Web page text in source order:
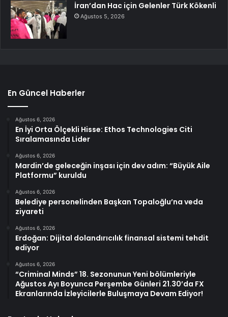
İran’dan Hac için Gelenler Türk Kökenli
Ağustos 5, 2026
En Güncel Haberler
Ağustos 6, 2026
En İyi Orta Ölçekli Hisse: Ethos Technologies Citi
Sıralamasında Lider
Ağustos 6, 2026
Mardin’de geleceğin inşası için dev adım: “Büyük Aile
Platformu” kuruldu
Ağustos 6, 2026
Belediye personelinden Başkan Topaloğlu’na veda
ziyareti
Ağustos 6, 2026
Erdoğan: Dijital dolandırıcılık finansal sistemi tehdit
ediyor
Ağustos 6, 2026
“Criminal Minds” 18. Sezonunun Yeni bölümleriyle
Ağustos Ayı Boyunca Perşembe Günleri 21.30’da FX
Ekranlarında İzleyicilerle Buluşmaya Devam Ediyor!